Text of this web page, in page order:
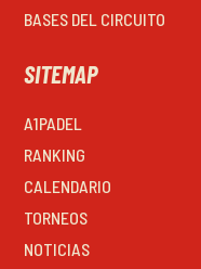
BASES DEL CIRCUITO
SITEMAP
A1PADEL
RANKING
CALENDARIO
TORNEOS
NOTICIAS